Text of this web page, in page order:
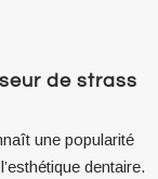
de strass
une popularité
dentaire.